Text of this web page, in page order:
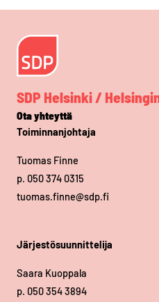
SDP Helsinki /
Ota yhteyttä
Toiminnanjohtaja
Tuomas Finne
p. 050 374 0315
tuomas.finne@sdp.fi
Järjestösuunnittelija
Saara Kuoppala
p. 050 354 3894